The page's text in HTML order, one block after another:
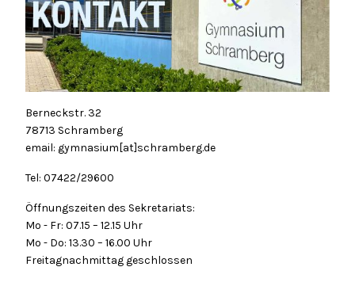
Berneckstr. 32
78713 Schramberg
email: gymnasium[at]schramberg.de
Tel: 07422/29600
Öffnungszeiten des Sekretariats:
Mo - Fr: 07.15 – 12.15 Uhr
Mo - Do: 13.30 – 16.00 Uhr
Freitagnachmittag geschlossen